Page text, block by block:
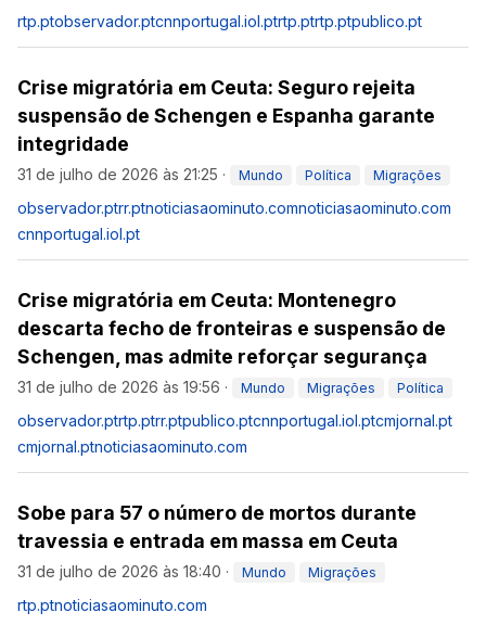
rtp.ptobservador.ptcnnportugal.iol.ptrtp.ptrtp.ptpublico.pt
Crise migratória em Ceuta: Seguro rejeita
suspensão de Schengen e Espanha garante
integridade
31 de julho de 2026 às 21:25 · Mundo Política Migrações
observador.ptrr.ptnoticiasaominuto.comnoticiasaominuto.com
cnnportugal.iol.pt
Crise migratória em Ceuta: Montenegro
descarta fecho de fronteiras e suspensão de
Schengen, mas admite reforçar segurança
31 de julho de 2026 às 19:56 · Mundo Migrações Política
observador.ptrtp.ptrr.ptpublico.ptcnnportugal.iol.ptcmjornal.pt
cmjornal.ptnoticiasaominuto.com
Sobe para 57 o número de mortos durante
travessia e entrada em massa em Ceuta
31 de julho de 2026 às 18:40 · Mundo Migrações
rtp.ptnoticiasaominuto.com